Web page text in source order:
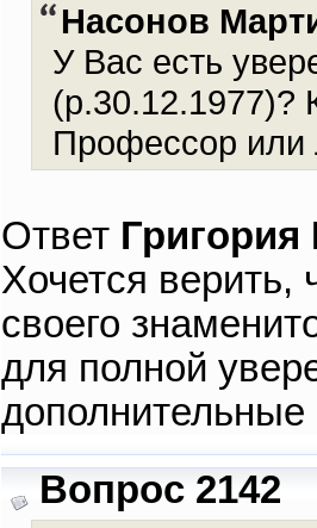
Насонов
У Вас есть
(р.30.12.1977)?
Профессор или
Ответ
Хочется верить,
своего
для полной
дополнительные
Вопрос 2142